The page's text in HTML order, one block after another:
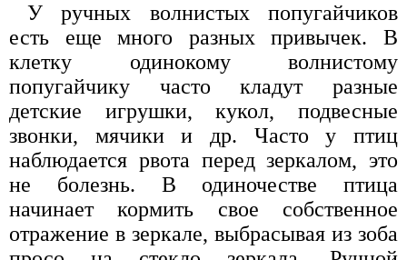
У ручных волнистых попугайчиков
есть еще много разных привычек. В
клетку одинокому волнистому
попугайчику часто кладут разные
детские игрушки, кукол, подвесные
звонки, мячики и др. Часто у птиц
наблюдается рвота перед зеркалом, это
не болезнь. В одиночестве птица
начинает кормить свое собственное
отражение в зеркале, выбрасывая из зоба